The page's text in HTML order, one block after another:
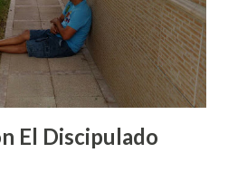
centrados en la esclusa,
bajo el control ...
El Discipulado